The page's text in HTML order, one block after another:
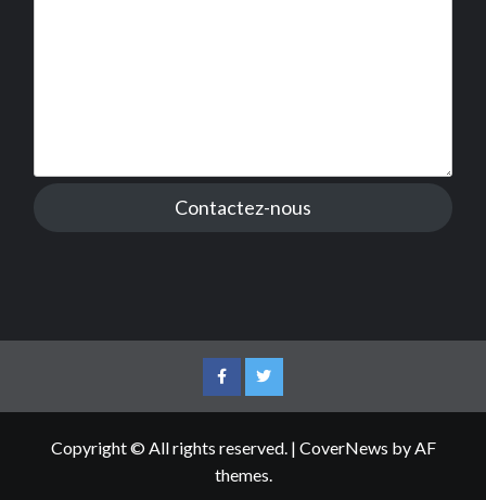
Contactez-nous
FacebookTwitter
Copyright © All rights reserved. | CoverNews by AF
themes.